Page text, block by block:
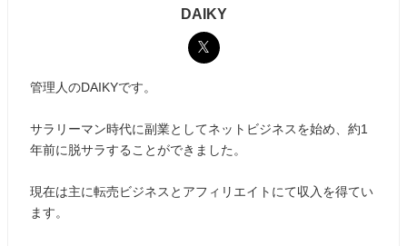
DAIKY
管理人のDAIKYです。
サラリーマン時代に副業としてネットビジネスを始め、約1
年前に脱サラすることができました。
現在は主に転売ビジネスとアフィリエイトにて収入を得てい
ます。